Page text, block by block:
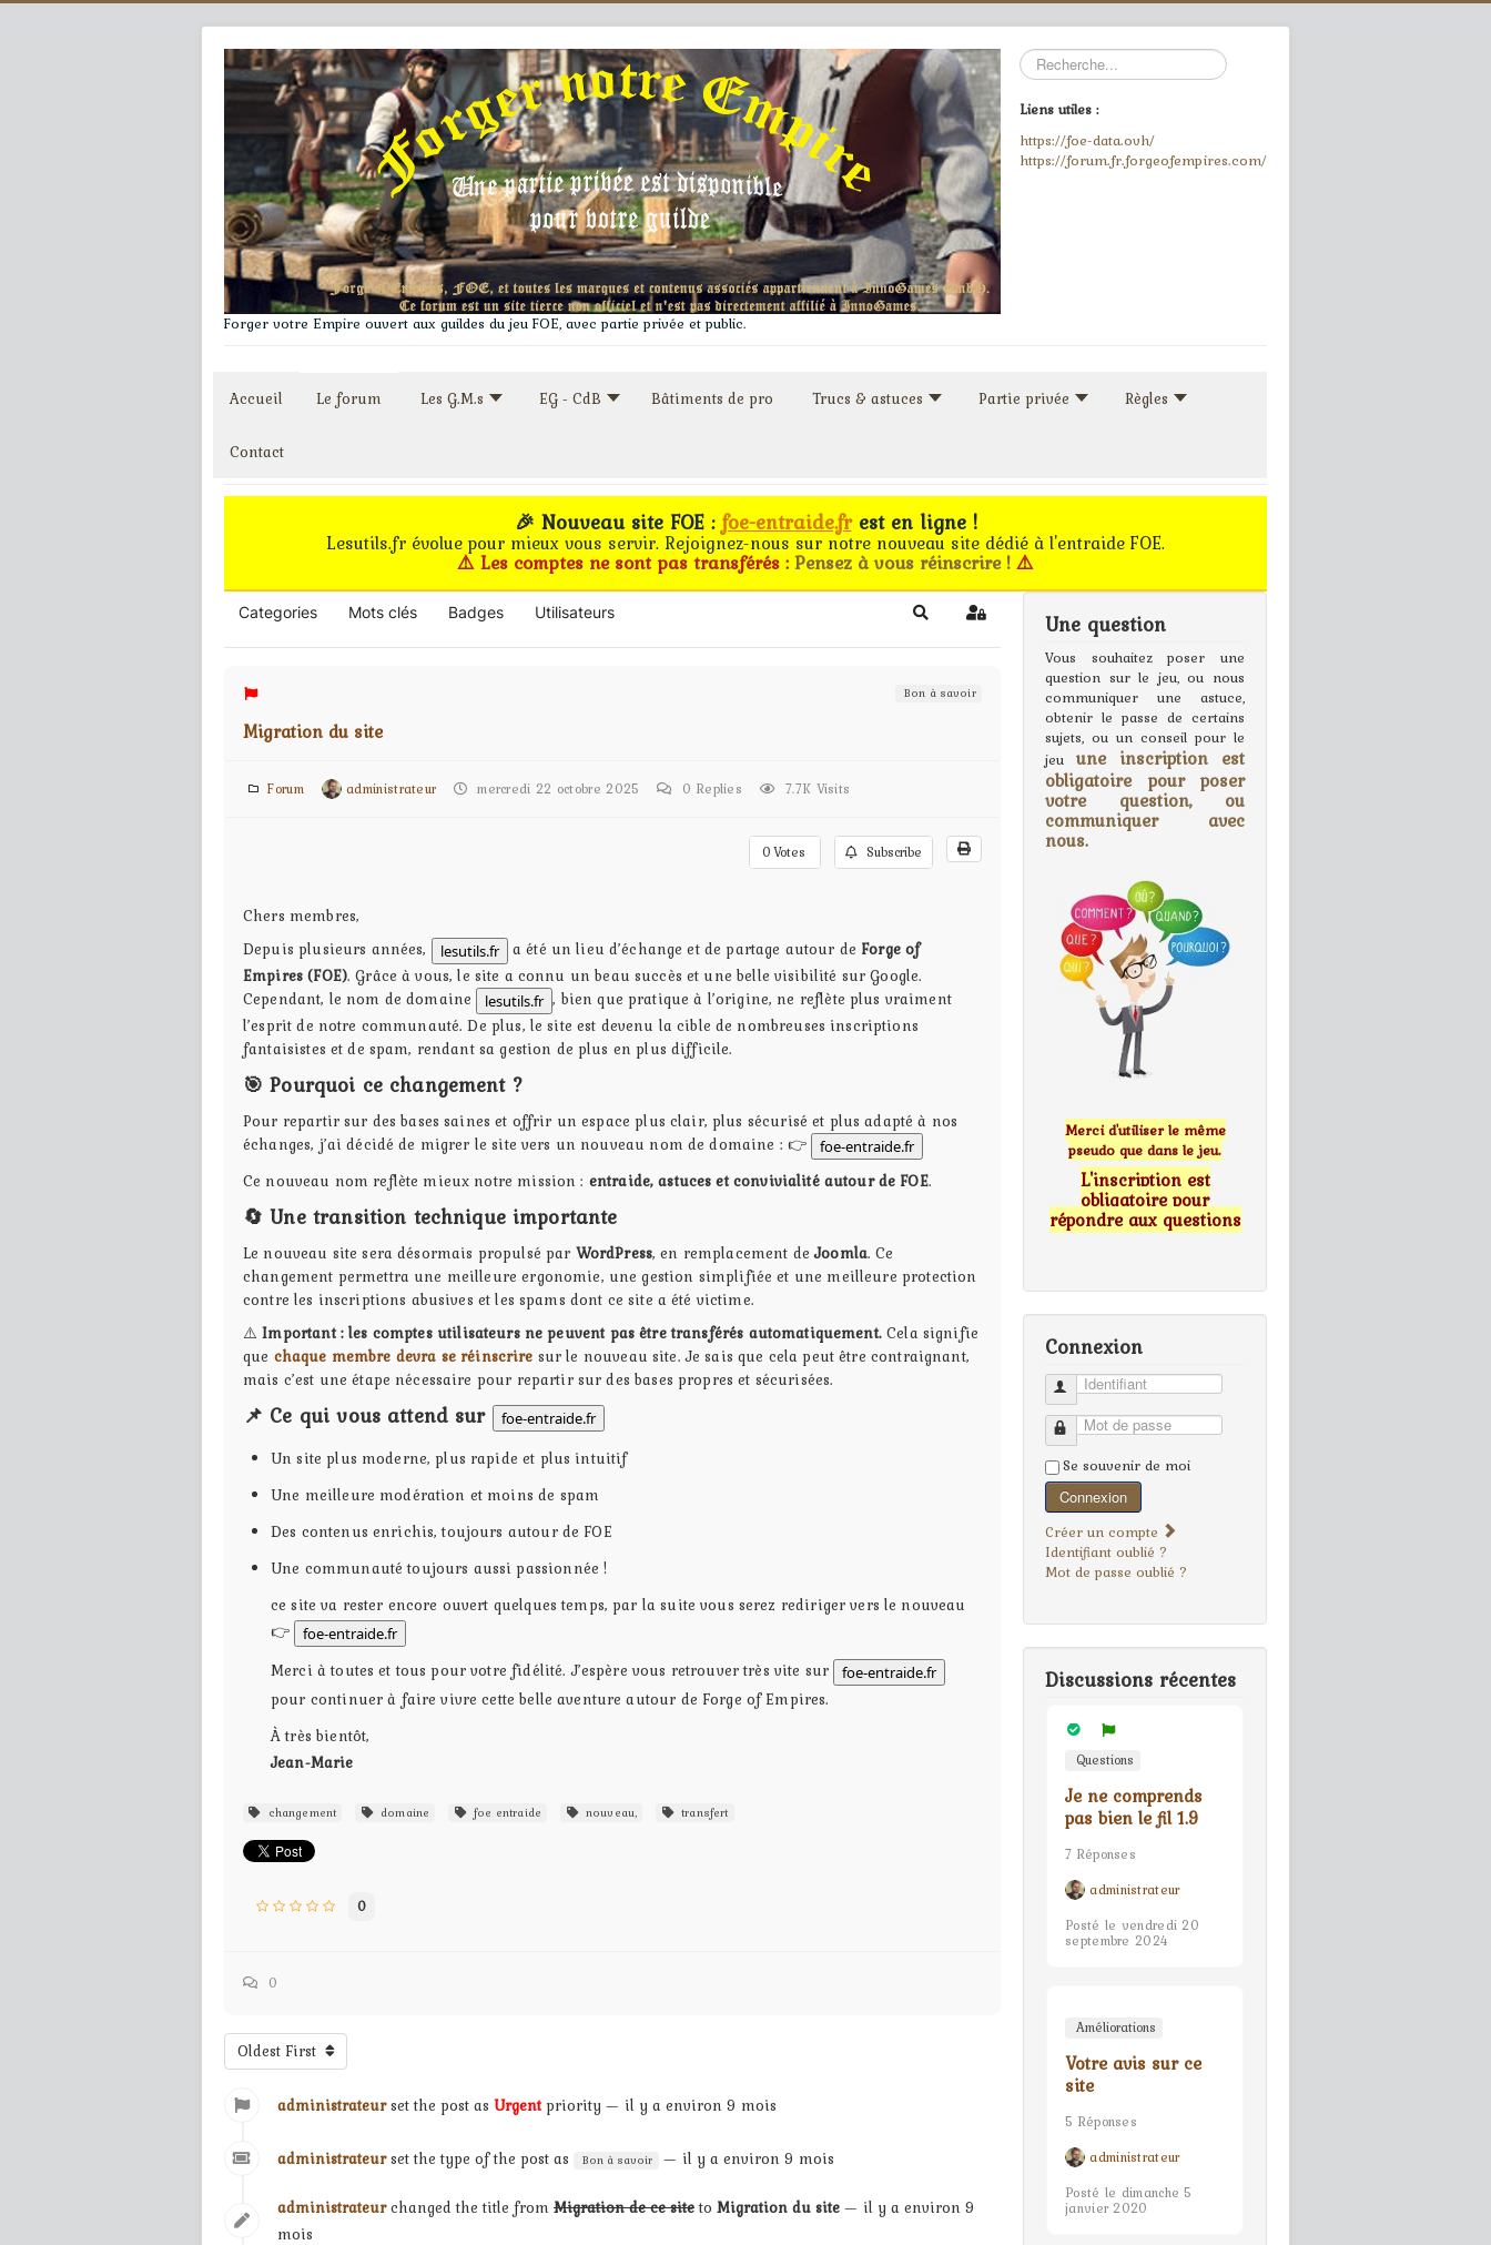
Forger votre Empire ouvert aux guildes du jeu FOE, avec partie privée et public.
Rechercher
Liens utiles :
https://foe-data.ovh/
https://forum.fr.forgeofempires.com/
Accueil Le forum Les G.M.s EG - CdB Bâtiments de pro Trucs & astuces Partie privée Règles
Contact
🎉 Nouveau site FOE :foe-entraide.frest en ligne !
Lesutils.fr évolue pour mieux vous servir. Rejoignez-nous sur notre nouveau site dédié à l'entraide FOE.
⚠️ Les comptes ne sont pas transférés :Pensez à vous réinscrire !⚠️
Categories Mots clés Badges Utilisateurs Search Sign In
Bon à savoir
Migration du site
Forum administrateur mercredi 22 octobre 2025 0 Replies 7.7K Visits
0Votes Subscribe
Chers membres,
Depuis plusieurs années,
lesutils.fr a été un lieu d’échange et de partage autour de Forge of
Empires (FOE). Grâce à vous, le site a connu un beau succès et une belle visibilité sur Google.
Cependant, le nom de domaine
lesutils.fr , bien que pratique à l’origine, ne reflète plus vraiment
l’esprit de notre communauté. De plus, le site est devenu la cible de nombreuses inscriptions
fantaisistes et de spam, rendant sa gestion de plus en plus difficile.
🎯 Pourquoi ce changement ?
Pour repartir sur des bases saines et offrir un espace plus clair, plus sécurisé et plus adapté à nos
échanges, j’ai décidé de migrer le site vers un nouveau nom de domaine : 👉
foe-entraide.fr
Ce nouveau nom reflète mieux notre mission : entraide, astuces et convivialité autour de FOE.
🔄 Une transition technique importante
Le nouveau site sera désormais propulsé par WordPress, en remplacement deJoomla. Ce
changement permettra une meilleure ergonomie, une gestion simplifiée et une meilleure protection
contre les inscriptions abusives et les spams dont ce site a été victime.
⚠️Important : les comptes utilisateurs ne peuvent pas être transférés automatiquement.Cela signifie
que chaque membre devra se réinscrire sur le nouveau site. Je sais que cela peut être contraignant,
mais c’est une étape nécessaire pour repartir sur des bases propres et sécurisées.
📌 Ce qui vous attend sur foe-entraide.fr
Un site plus moderne, plus rapide et plus intuitif
Une meilleure modération et moins de spam
Des contenus enrichis, toujours autour de FOE
Une communauté toujours aussi passionnée !
ce site va rester encore ouvert quelques temps, par la suite vous serez rediriger vers le nouveau
👉 foe-entraide.fr
Merci à toutes et tous pour votre fidélité. J’espère vous retrouver très vite sur foe-entraide.fr
pour continuer à faire vivre cette belle aventure autour de Forge of Empires.
À très bientôt,
Jean-Marie
changement domaine foe entraide nouveau, transfert
0
0
Oldest First
administrateur set the post as Urgentpriority — il y a environ 9 mois
administrateur set the type of the post as Bon à savoir — il y a environ 9 mois
administrateur changed the title from Migration de ce siteto Migration du site — il y a environ 9
mois
Une question
Vous souhaitez poser une
question sur le jeu, ou nous
communiquer une astuce,
obtenir le passe de certains
sujets, ou un conseil pour le
jeu une inscription est
obligatoire pour poser
votre question, ou
communiquer avec
nous.
Merci d'utiliser le même
pseudo que dans le jeu.
L'inscription est
obligatoire pour
répondre aux questions
Connexion
Identifiant
Mot de passe
Se souvenir de moi
Connexion
Créer un compte
Identifiant oublié ?
Mot de passe oublié ?
Discussions récentes
Questions
Je ne comprends
pas bien le fil 1.9
7 Réponses
administrateur
Posté le vendredi 20
septembre 2024
Améliorations
Votre avis sur ce
site
5 Réponses
administrateur
Posté le dimanche 5
janvier 2020